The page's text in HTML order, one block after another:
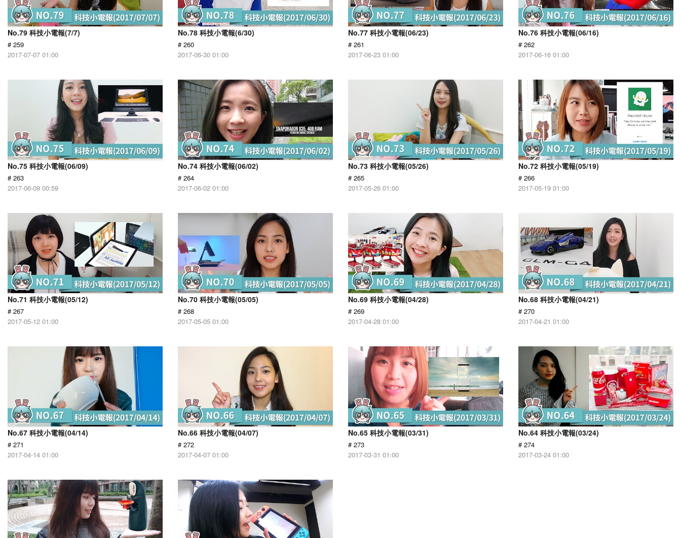
No.79 科技小電報(7/7)
# 259
2017-07-07 01:00
No.78 科技小電報(6/30)
# 260
2017-06-30 01:00
No.77 科技小電報(06/23)
# 261
2017-06-23 01:00
No.76 科技小電報(06/16)
# 262
2017-06-16 01:00
No.75 科技小電報(06/09)
# 263
2017-06-09 00:59
No.74 科技小電報(06/02)
# 264
2017-06-02 01:00
No.73 科技小電報(05/26)
# 265
2017-05-26 01:00
No.72 科技小電報(05/19)
# 266
2017-05-19 01:00
No.71 科技小電報(05/12)
# 267
2017-05-12 01:00
No.70 科技小電報(05/05)
# 268
2017-05-05 01:00
No.69 科技小電報(04/28)
# 269
2017-04-28 01:00
No.68 科技小電報(04/21)
# 270
2017-04-21 01:00
No.67 科技小電報(04/14)
# 271
2017-04-14 01:00
No.66 科技小電報(04/07)
# 272
2017-04-07 01:00
No.65 科技小電報(03/31)
# 273
2017-03-31 01:00
No.64 科技小電報(03/24)
# 274
2017-03-24 01:00